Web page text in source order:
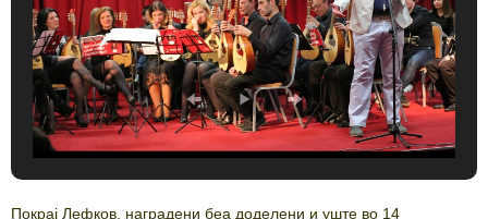
Покрај Лефков, наградени беа доделени и уште во 14